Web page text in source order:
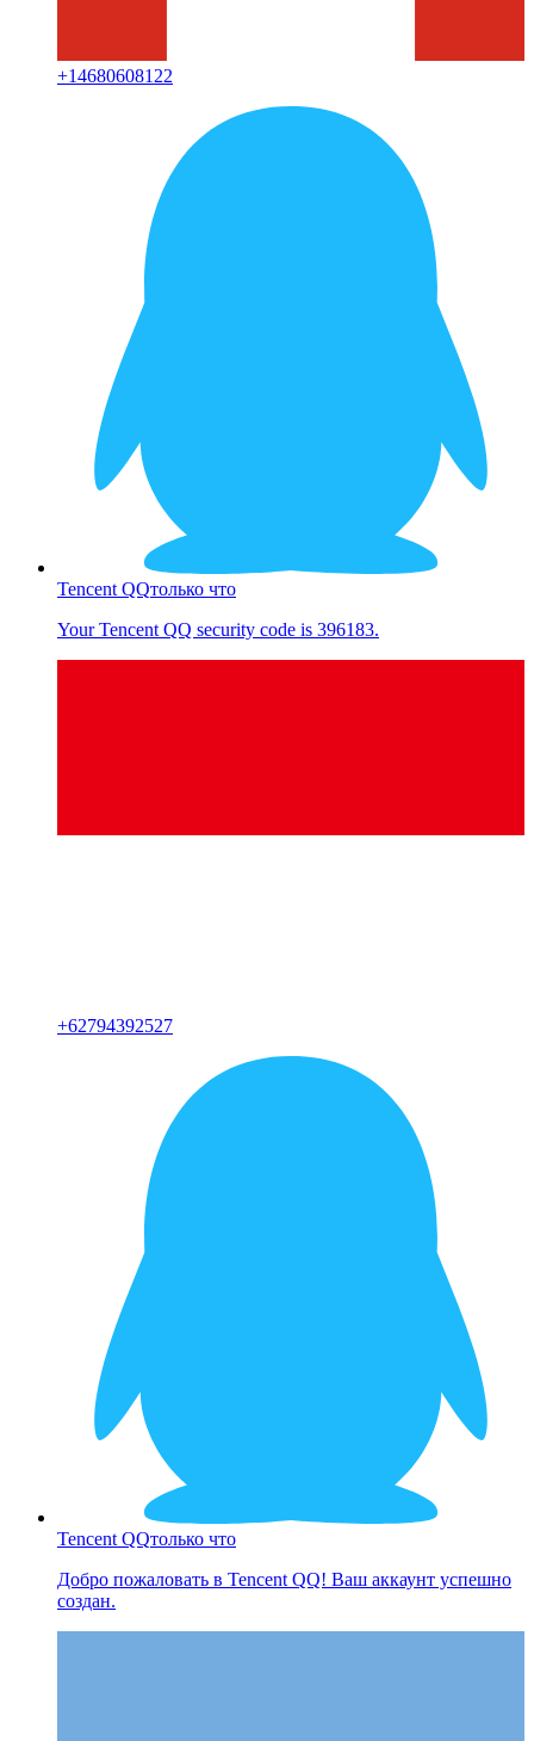
+14680608122
Tencent QQтолько что
Your Tencent QQ security code is 396183.
+62794392527
Tencent QQтолько что
Добро пожаловать в Tencent QQ! Ваш аккаунт успешно
создан.